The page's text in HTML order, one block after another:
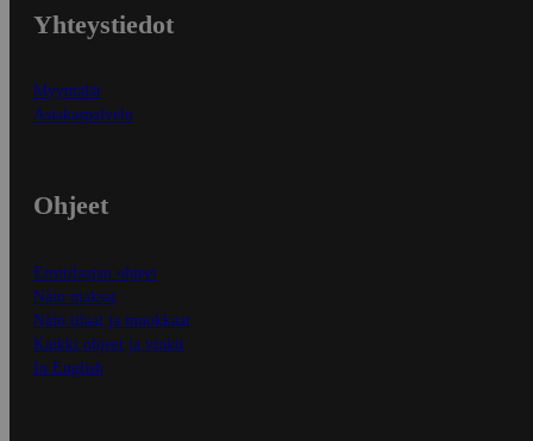
Yhteystiedot
Myymälät
Asiakaspalvelu
Ohjeet
Ensitilaajan ohjeet
Näin maksat
Näin tilaat ja muokkaat
Kaikki ohjeet ja vinkit
In English